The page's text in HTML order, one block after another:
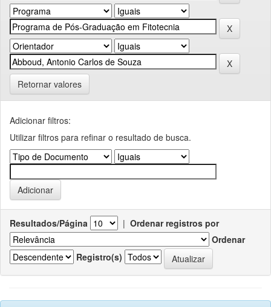
Retornar valores
Adicionar filtros:
Utilizar filtros para refinar o resultado de busca.
Resultados/Página | Ordenar registros por
Ordenar
Registro(s)